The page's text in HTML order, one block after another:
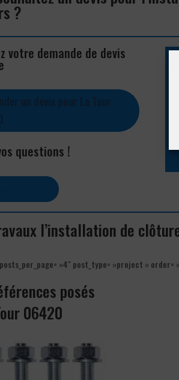
?
votre demande de devis
questions !
l’installation de
»4″ post_type= »project » order=
posés
06420